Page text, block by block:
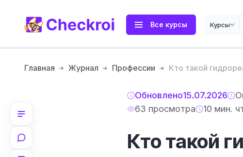
Все курсы Курсы
Главная Журнал Профессии Кто такой
Обновлено15.07.2026
63 просмотра
10 мин.
Кто такой